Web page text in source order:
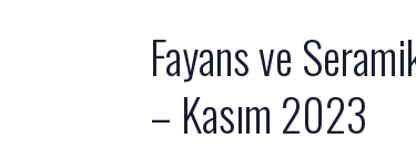
Fayans ve
– Kasım 2023